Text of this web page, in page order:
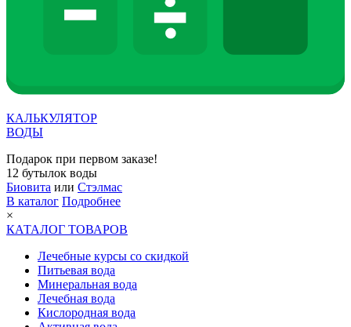
КАЛЬКУЛЯТОР
ВОДЫ
Подарок при первом заказе!
12 бутылок воды
Биовита или Стэлмас
В каталог Подробнее
×
КАТАЛОГ ТОВАРОВ
Лечебные курсы со скидкой
Питьевая вода
Минеральная вода
Лечебная вода
Кислородная вода